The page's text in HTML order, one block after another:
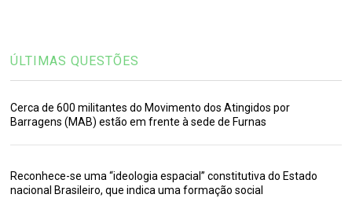
ÚLTIMAS QUESTÕES
Cerca de 600 militantes do Movimento dos Atingidos por
Barragens (MAB) estão em frente à sede de Furnas
Reconhece-se uma “ideologia espacial” constitutiva do Estado
nacional Brasileiro, que indica uma formação social